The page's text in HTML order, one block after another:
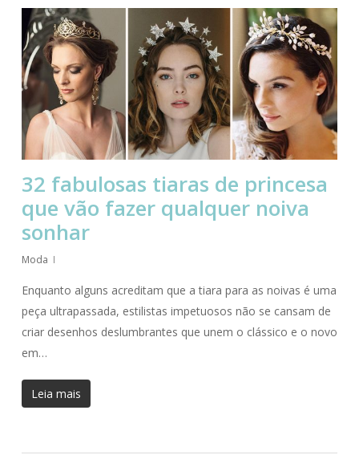
32 fabulosas tiaras de princesa
que vão fazer qualquer noiva
sonhar
Moda
Enquanto alguns acreditam que a tiara para as noivas é uma
peça ultrapassada, estilistas impetuosos não se cansam de
criar desenhos deslumbrantes que unem o clássico e o novo
em…
Leia mais